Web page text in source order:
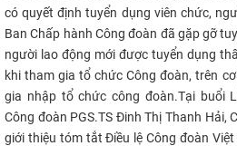
HTQT
CỰU NGƯỜI HỌC
có quyết định tuyển dụng viên chức,
Ban Chấp hành Công đoàn đã gặp gỡ
người lao động mới được tuyển dụng
khi tham gia tổ chức Công đoàn, trên
gia nhập tổ chức công đoàn.Tại buổi
Công đoàn PGS.TS Đinh Thị Thanh Hải, C
giới thiệu tóm tắt Điều lệ Công đoàn